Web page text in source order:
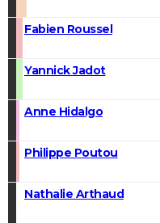
Fabien Roussel
Yannick Jadot
Anne Hidalgo
Philippe Poutou
Nathalie Arthaud